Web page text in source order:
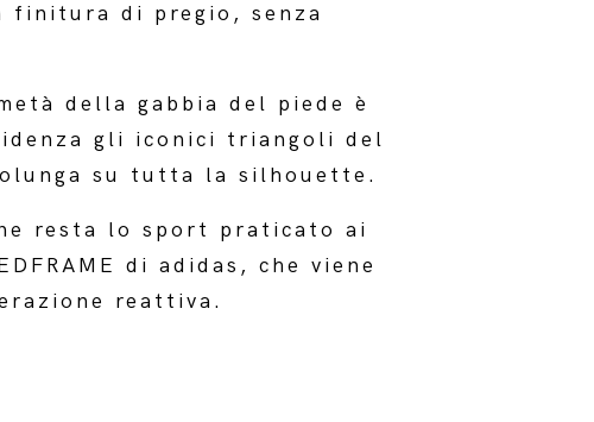
finitura di pregio, senza
della gabbia del piede è
gli iconici triangoli del
su tutta la silhouette.
resta lo sport praticato ai
di adidas, che viene
reattiva.